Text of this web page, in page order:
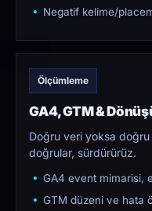
Negatif kelime/
Ölçümleme
GA4, GTM &
Doğru veri yoksa
doğrular, sürdürürüz.
GA4 event mimarisi,
GTM düzeni ve hata